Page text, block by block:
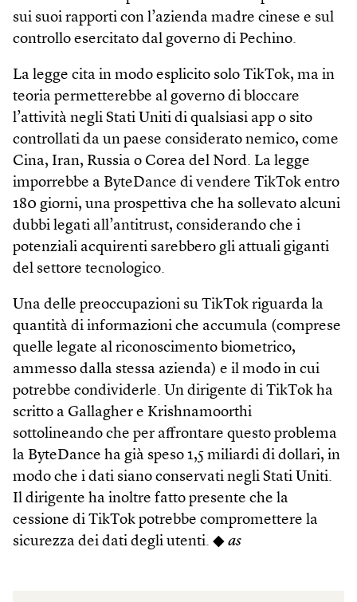
sui suoi rapporti con l’azienda madre cinese e sul
controllo esercitato dal governo di Pechino.
La legge cita in modo esplicito solo TikTok, ma in
teoria permetterebbe al governo di bloccare
l’attività negli Stati Uniti di qualsiasi app o sito
controllati da un paese considerato nemico, come
Cina, Iran, Russia o Corea del Nord. La legge
imporrebbe a ByteDance di vendere TikTok entro
180 giorni, una prospettiva che ha sollevato alcuni
dubbi legati all’antitrust, considerando che i
potenziali acquirenti sarebbero gli attuali giganti
del settore tecnologico.
Una delle preoccupazioni su TikTok riguarda la
quantità di informazioni che accumula (comprese
quelle legate al riconoscimento biometrico,
ammesso dalla stessa azienda) e il modo in cui
potrebbe condividerle. Un dirigente di TikTok ha
scritto a Gallagher e Krishnamoorthi
sottolineando che per affrontare questo problema
la ByteDance ha già speso 1,5 miliardi di dollari, in
modo che i dati siano conservati negli Stati Uniti.
Il dirigente ha inoltre fatto presente che la
cessione di TikTok potrebbe compromettere la
sicurezza dei dati degli utenti. ◆ as